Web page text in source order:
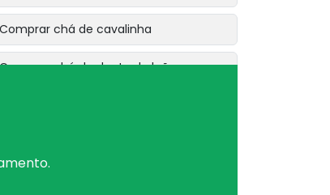
Comprar chá de cavalinha
Comprar chá de dente de leão